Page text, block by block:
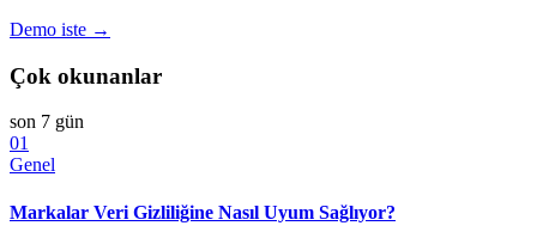
Demo iste →
Çok okunanlar
son 7 gün
01
Genel
Markalar Veri Gizliliğine Nasıl Uyum Sağlıyor?